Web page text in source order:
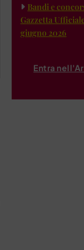
Bandi e
Gazzetta
giugno 2026
Entra